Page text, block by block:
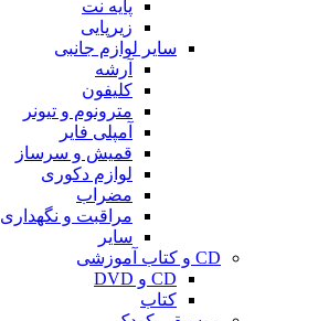
پایه نت
زیرپایی
سایر لوازم جانبی
آرشه
کلیفون
مترونوم و تیونر
آمپلی فایر
قمیش و سرساز
لوازم دکوری
مضراب
مراقبت و نگهداری
سایر
CD و کتاب آموزشی
CD و DVD
کتاب